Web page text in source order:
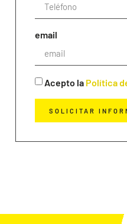
email
Acepto la Política
SOLICITAR